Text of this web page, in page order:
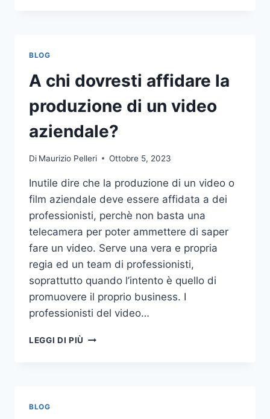
NELLE
SCOMMESSE
SPORTIVE
ONLINE
BLOG
A chi dovresti affidare la
produzione di un video
aziendale?
Di Maurizio Pelleri Ottobre 5, 2023
Inutile dire che la produzione di un video o
film aziendale deve essere affidata a dei
professionisti, perchè non basta una
telecamera per poter ammettere di saper
fare un video. Serve una vera e propria
regia ed un team di professionisti,
soprattutto quando l’intento è quello di
promuovere il proprio business. I
professionisti del video…
LEGGI DI PIÙ
BLOG